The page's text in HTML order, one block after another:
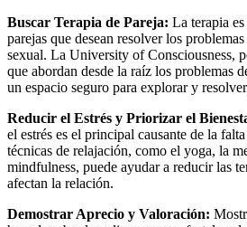
Buscar Terapia de Pareja: La terapia
parejas que desean resolver los
sexual. La University of Consciousness,
que abordan desde la raíz los problemas
un espacio seguro para explorar y
Reducir el Estrés y Priorizar el
el estrés es el principal causante de la
técnicas de relajación, como el yoga, la
mindfulness, puede ayudar a reducir las
afectan la relación.
Demostrar Aprecio y Valoración: